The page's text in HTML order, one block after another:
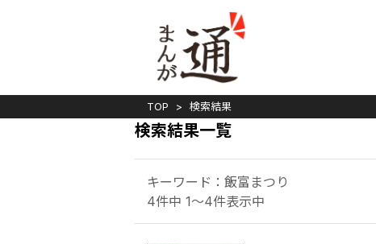
TOP 検索結果
検索結果一覧
キーワード：飯富まつり
4件中 1～4件表示中